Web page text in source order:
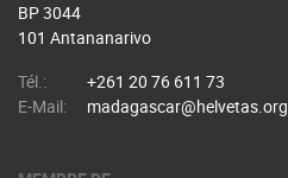
BP 3044
101 Antananarivo
Tél.:
+261 20 76 611 73
E-Mail:
madagascar@helvetas.org